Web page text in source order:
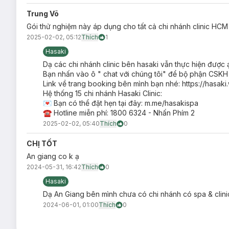
Công nghệ Diode Laser là gì?
Diode Laser là công nghệ triệt lông hiện đại và tiên tiến
dụng phổ biến trên thị trường. Quý khách hàng hoàn toàn có
chùm ánh sáng đơn sắc màu đỏ có bước sóng ổn định
Diode Laser phát ra ánh sáng dịu, không gây chói mắt, ánh
Về hiệu quả được chứng thực bởi rất nhiều chị em phụ nữ thì
đầu tiên, bạn sẽ cảm nhận được lượng lông mọc lại giảm đi
Trung Võ
Gói thử nghiệm này áp dụng cho tất cả chi nhánh clinic
2025-02-02, 05:12Thích
1
Hasaki
Dạ các chi nhánh clinic bên hasaki vẫn thực hiện được
Bạn nhấn vào ô " chat với chúng tôi" để bộ phận
Link về trang booking bên mình bạn nhé: https://
Hệ thống 15 chi nhánh Hasaki Clinic:
💌 Bạn có thể đặt hẹn tại đây: m.me/hasakispa
☎ Hotline miễn phí: 1800 6324 - Nhấn Phím 2
2025-02-02, 05:40Thích 0
CHỊ TỐT
An giang co k ạ
2024-05-31, 16:42Thích
0
Hasaki
Dạ An Giang bên mình chưa có chi nhánh có spa &
2024-06-01, 01:00Thích 0